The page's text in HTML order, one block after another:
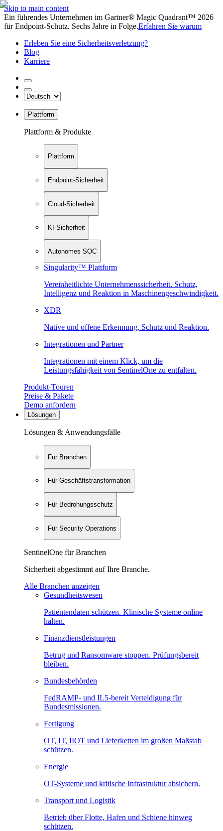
Skip to main content
Ein führendes Unternehmen im Gartner® Magic Quadrant™ 2026
für Endpoint-Schutz. Sechs Jahre in Folge.Erfahren Sie warum
Erleben Sie eine Sicherheitsverletzung?
Blog
Karriere
Plattform
Plattform & Produkte
Plattform
Endpoint-Sicherheit
Cloud-Sicherheit
KI-Sicherheit
Autonomes SOC
Singularity™ Plattform
Vereinheitlichte Unternehmenssicherheit. Schutz,
Intelligenz und Reaktion in Maschinen­geschwindigkeit.
XDR
Native und offene Erkennung, Schutz und Reaktion.
Integrationen und Partner
Integrationen mit einem Klick, um die
Leistungsfähigkeit von SentinelOne zu entfalten.
Produkt-Touren
Preise & Pakete
Demo anfordern
Lösungen
Lösungen & Anwendungsfälle
Für Branchen
Für Geschäftstransformation
Für Bedrohungsschutz
Für Security Operations
SentinelOne für Branchen
Sicherheit abgestimmt auf Ihre Branche.
Alle Branchen anzeigen
Gesundheitswesen
Patientendaten schützen. Klinische Systeme online
halten.
Finanzdienstleistungen
Betrug und Ransomware stoppen. Prüfungsbereit
bleiben.
Bundesbehörden
FedRAMP- und IL5-bereit Verteidigung für
Bundesmissionen.
Fertigung
OT, IT, IIOT und Lieferketten im großen Maßstab
schützen.
Energie
OT-Systeme und kritische Infrastruktur absichern.
Transport und Logistik
Betrieb über Flotte, Hafen und Schiene hinweg
schützen.